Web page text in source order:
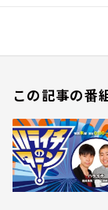
この記事の番